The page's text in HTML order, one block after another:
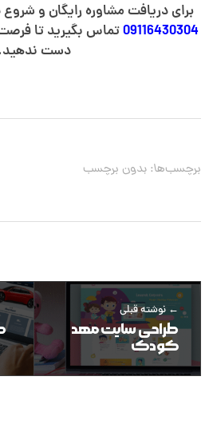
برای دریافت مشاوره رایگان و شروع
09116430304تماس بگیرید تا فرصت
دست
برچسب‌ها: بدون برچسب
نوشته قبلی
طراحی سایت مهد
کودک